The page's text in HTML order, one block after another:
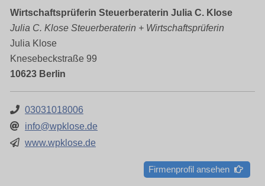
Wirtschaftsprüferin Steuerberaterin Julia C. Klose
Julia C. Klose Steuerberaterin + Wirtschaftsprüferin
Julia Klose
Knesebeckstraße 99
10623 Berlin
03031018006
info@wpklose.de
www.wpklose.de
Firmenprofil ansehen